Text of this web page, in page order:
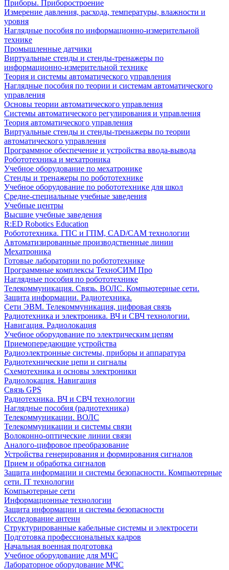
Приборы. Приборостроение
Измерение давления, расхода, температуры, влажности и
уровня
Наглядные пособия по информационно-измерительной
технике
Промышленные датчики
Виртуальные стенды и стенды-тренажеры по
информационно-измерительной технике
Теория и системы автоматического управления
Наглядные пособия по теории и системам автоматического
управления
Основы теории автоматического управления
Системы автоматического регулирования и управления
Теория автоматического управления
Виртуальные стенды и стенды-тренажеры по теории
автоматического управления
Программное обеспечение и устройства ввода-вывода
Робототехника и мехатроника
Учебное оборудование по мехатронике
Стенды и тренажеры по робототехнике
Учебное оборудование по робототехнике для школ
Средне-специальные учебные заведения
Учебные центры
Высшие учебные заведения
R:ED Robotics Education
Робототехника. ГПС и ГПМ, CAD/CAM технологии
Автоматизированные производственные линии
Мехатроника
Готовые лаборатории по робототехнике
Программные комплексы ТехноСИМ Про
Наглядные пособия по робототехнике
Телекоммуникация. Связь. ВОЛС. Компьютерные сети.
Защита информации. Радиотехника.
Сети ЭВМ. Телекоммуникация, цифровая связь
Радиотехника и электроника. ВЧ и СВЧ технологии.
Навигация. Радиолокация
Учебное оборудование по электрическим цепям
Приемопередающие устройства
Радиоэлектронные системы, приборы и аппаратура
Радиотехнические цепи и сигналы
Схемотехника и основы электроники
Радиолокация. Навигация
Связь GPS
Радиотехника. ВЧ и СВЧ технологии
Наглядные пособия (радиотехника)
Телекоммуникации. ВОЛС
Телекоммуникации и системы связи
Волоконно-оптические линии связи
Аналого-цифровое преобразование
Устройства генерирования и формирования сигналов
Прием и обработка сигналов
Защита информации и системы безопасности. Компьютерные
сети. IT технологии
Компьютерные сети
Информационные технологии
Защита информации и системы безопасности
Исследование антенн
Структурированные кабельные системы и электросети
Подготовка профессиональных кадров
Начальная военная подготовка
Учебное оборудование для МЧС
Лабораторное оборудование МЧС